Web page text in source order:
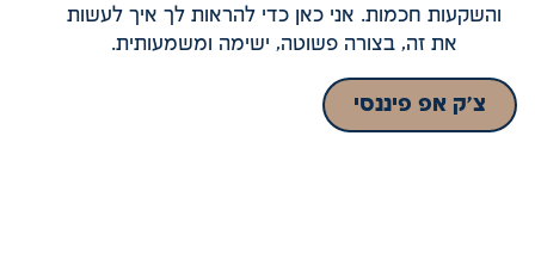
והשקעות חכמות. אני כאן כדי להראות לך איך לעשות
את זה, בצורה פשוטה, ישימה ומשמעותית.
צ׳ק אפ פיננסי